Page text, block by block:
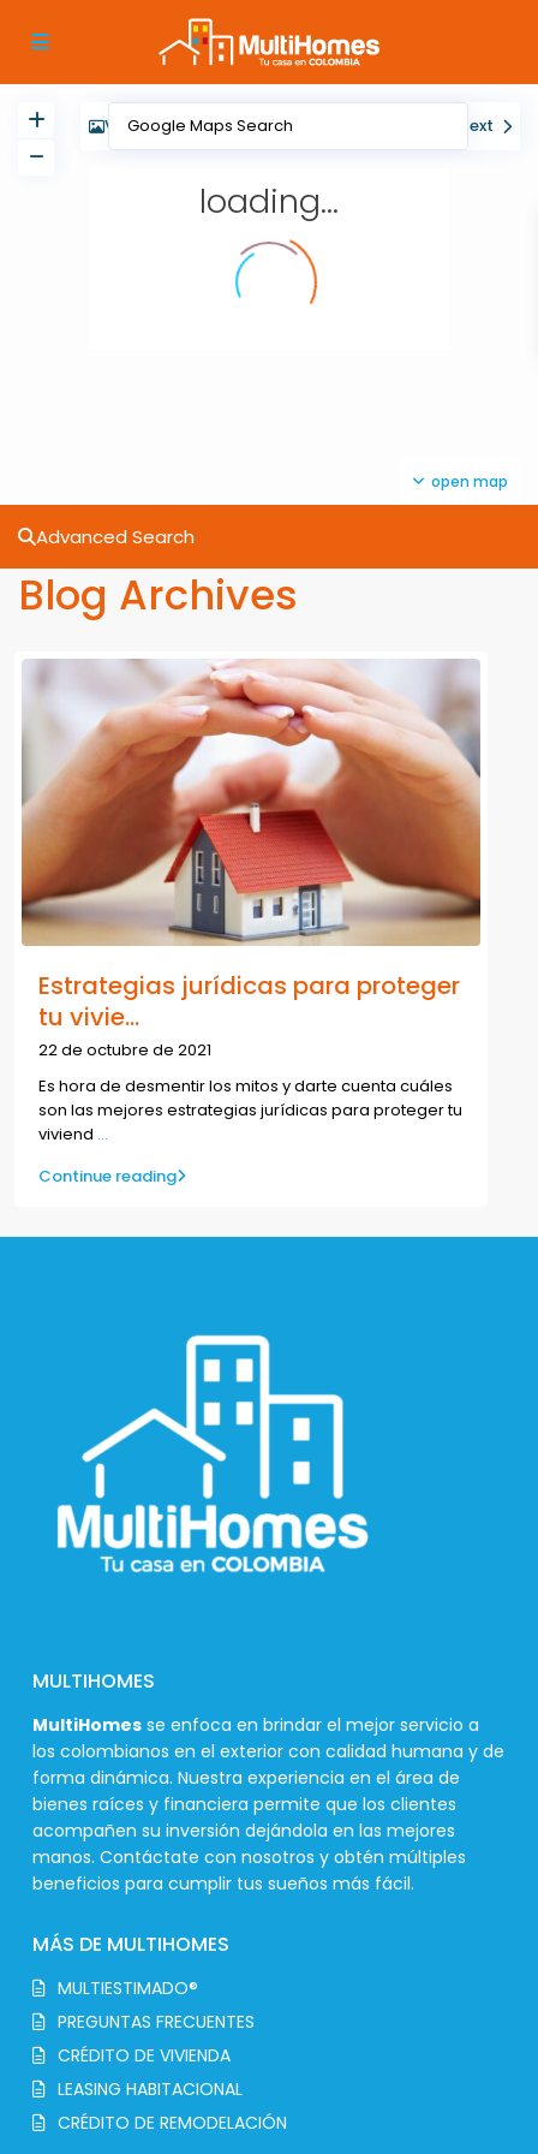
loading...
open map
View My Location Next
Advanced Search
Blog Archives
Estrategias jurídicas para proteger
tu vivie...
22 de octubre de 2021
Es hora de desmentir los mitos y darte cuenta cuáles
son las mejores estrategias jurídicas para proteger tu
viviend ...
Continue reading
MULTIHOMES
MultiHomes se enfoca en brindar el mejor servicio a
los colombianos en el exterior con calidad humana y de
forma dinámica. Nuestra experiencia en el área de
bienes raíces y financiera permite que los clientes
acompañen su inversión dejándola en las mejores
manos. Contáctate con nosotros y obtén múltiples
beneficios para cumplir tus sueños más fácil.
MÁS DE MULTIHOMES
MULTIESTIMADO®
PREGUNTAS FRECUENTES
CRÉDITO DE VIVIENDA
LEASING HABITACIONAL
CRÉDITO DE REMODELACIÓN